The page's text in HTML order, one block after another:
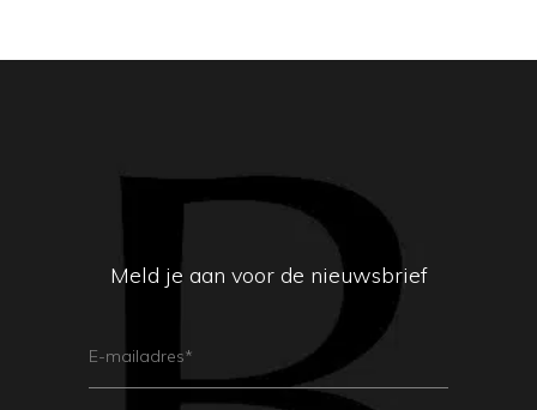
Meld je aan voor de nieuwsbrief
Mailadres